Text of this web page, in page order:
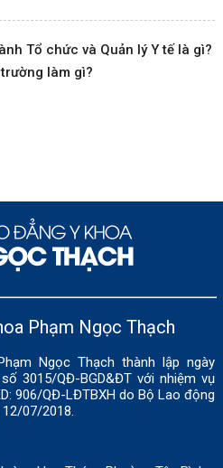
Tổ chức và Quản lý Y tế là gì?
trường làm gì?
Phạm Ngọc Thạch
Ngọc Thạch thành lập ngày
3015/QĐ-BGD&ĐT với nhiệm vụ
906/QĐ-LĐTBXH do Bộ Lao động
07/2018.